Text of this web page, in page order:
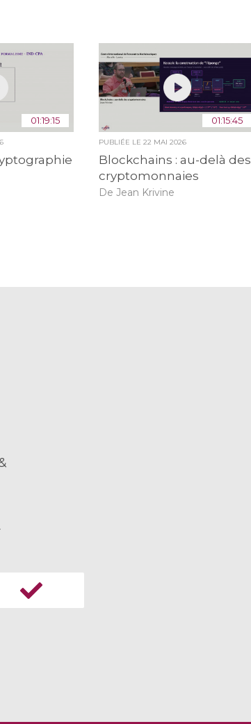
01:19:15 01:15:45
PUBLIÉE LE 22 MAI 2026
Blockchains : au-delà des
cryptomonnaies
De Jean Krivine